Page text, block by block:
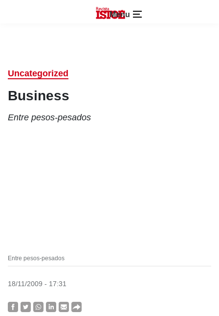
Menu
Uncategorized
Business
Entre pesos-pesados
Entre pesos-pesados
18/11/2009 - 17:31